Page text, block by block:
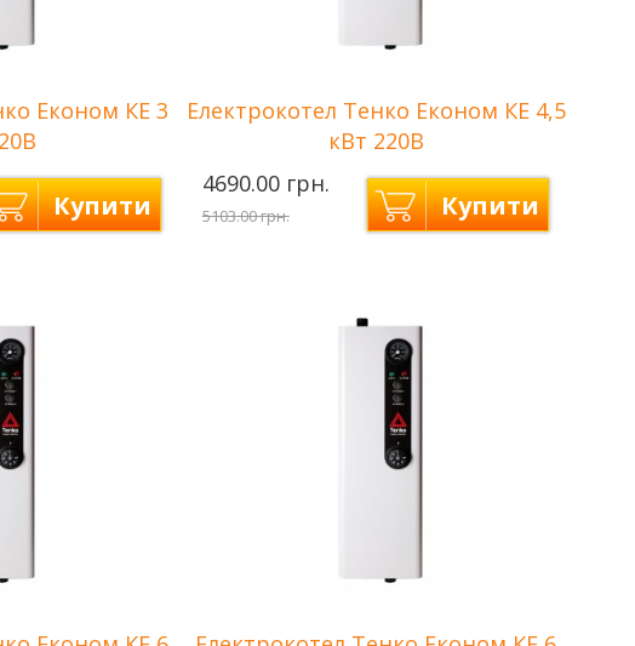
Економ КЕ 3
Купити
3
(1кВт+1кВт+1кВт)
220 В
до 30 м2
Електрокотел Тенко Економ КЕ 4,5
кВт 220В
4690.00 грн.
5103.00 грн. Купити
4,5 кВт
(1,5кВт+1,5кВт+1,5кВт)
220/380 В
до 45 м2